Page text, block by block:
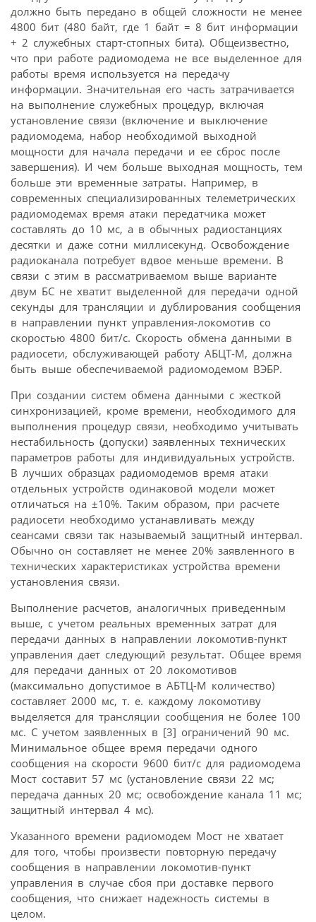
должно быть передано в общей сложности не менее
4800 бит (480 байт, где 1 байт = 8 бит информации
+ 2 служебных старт-стопных бита). Общеизвестно,
что при работе радиомодема не все выделенное для
работы время используется на передачу
информации. Значительная его часть затрачивается
на выполнение служебных процедур, включая
установление связи (включение и выключение
радиомодема, набор необходимой выходной
мощности для начала передачи и ее сброс после
завершения). И чем больше выходная мощность, тем
больше эти временные затраты. Например, в
современных специализированных телеметрических
радиомодемах время атаки передатчика может
составлять до 10 мс, а в обычных радиостанциях
десятки и даже сотни миллисекунд. Освобождение
радиоканала потребует вдвое меньше времени. В
связи с этим в рассматриваемом выше варианте
двум БС не хватит выделенной для передачи одной
секунды для трансляции и дублирования сообщения
в направлении пункт управления-локомотив со
скоростью 4800 бит/с. Скорость обмена данными в
радиосети, обслуживающей работу АБЦТ-М, должна
быть выше обеспечиваемой радиомодемом ВЭБР.
При создании систем обмена данными с жесткой
синхронизацией, кроме времени, необходимого для
выполнения процедур связи, необходимо учитывать
нестабильность (допуски) заявленных технических
параметров работы для индивидуальных устройств.
В лучших образцах радиомодемов время атаки
отдельных устройств одинаковой модели может
отличаться на ±10%. Таким образом, при расчете
радиосети необходимо устанавливать между
сеансами связи так называемый защитный интервал.
Обычно он составляет не менее 20% заявленного в
технических характеристиках устройства времени
установления связи.
Выполнение расчетов, аналогичных приведенным
выше, с учетом реальных временных затрат для
передачи данных в направлении локомотив-пункт
управления дает следующий результат. Общее время
для передачи данных от 20 локомотивов
(максимально допустимое в АБТЦ-М количество)
составляет 2000 мс, т. е. каждому локомотиву
выделяется для трансляции сообщения не более 100
мс. С учетом заявленных в [3] ограничений 90 мс.
Минимальное общее время передачи одного
сообщения на скорости 9600 бит/с для радиомодема
Мост составит 57 мс (установление связи 22 мс;
передача данных 20 мс; освобождение канала 11 мс;
защитный интервал 4 мс).
Указанного времени радиомодем Мост не хватает
для того, чтобы произвести повторную передачу
сообщения в направлении локомотив-пункт
управления в случае сбоя при доставке первого
сообщения, что снижает надежность системы в
целом.